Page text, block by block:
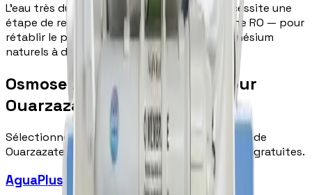
L'eau très dure de Ouarzazate (32–52°f) nécessite une
étape de reminéralisation après la membrane RO — pour
rétablir le pH et apporter le calcium et magnésium
naturels à des taux optimaux pour la santé.
Osmoseurs recommandés pour
Ouarzazate
Sélectionnés en fonction de la dureté de l'eau de
Ouarzazate (32–52°f). Livraison et installation gratuites.
AguaPlus Pompe